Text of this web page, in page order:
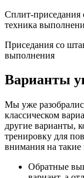
Сплит-приседания
техника
Приседания со
выполнения
Варианты
Мы уже
классическом
другие варианты,
тренировку для
внимания на такие
Обратные